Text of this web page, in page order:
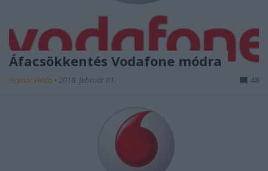
Áfacsökkentés Vodafone módra
Homár Hilda • 2018. február 01. 48